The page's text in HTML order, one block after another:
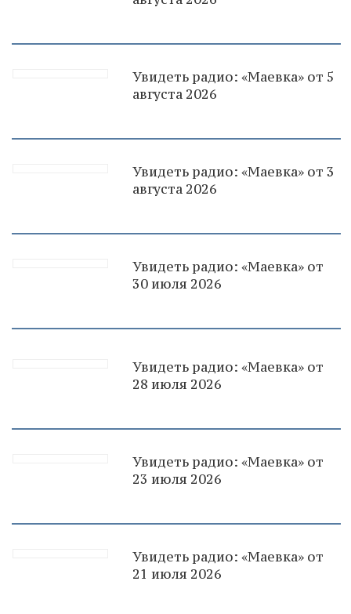
Увидеть радио: «Маевка» от 5
августа 2026
Увидеть радио: «Маевка» от 3
августа 2026
Увидеть радио: «Маевка» от
30 июля 2026
Увидеть радио: «Маевка» от
28 июля 2026
Увидеть радио: «Маевка» от
23 июля 2026
Увидеть радио: «Маевка» от
21 июля 2026